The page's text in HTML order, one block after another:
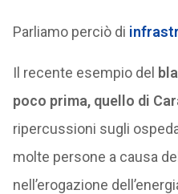
Parliamo perciò di
Il recente esempio del
poco prima, quello di
ripercussioni sugli
molte persone a causa
nell’erogazione